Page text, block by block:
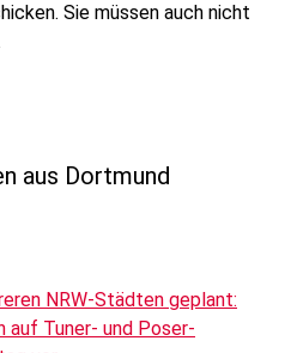
Sie müssen auch nicht
aus Dortmund
NRW-Städten geplant:
auf Tuner- und Poser-